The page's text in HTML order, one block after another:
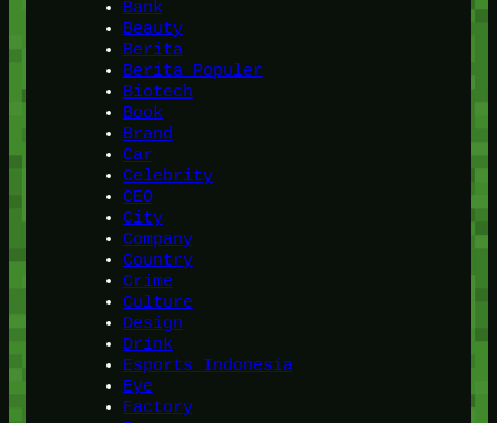
Bank
Beauty
Berita
Berita Populer
Biotech
Book
Brand
Car
Celebrity
CEO
City
Company
Country
Crime
Culture
Design
Drink
Esports Indonesia
Eye
Factory